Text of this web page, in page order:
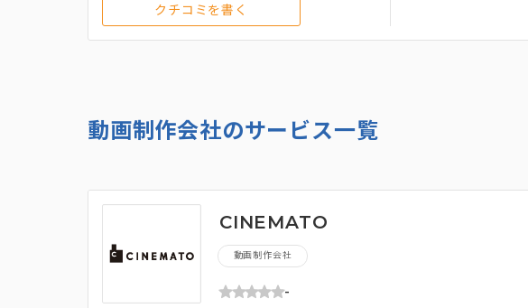
クチコミを書く
動画制作会社のサービス一覧
CINEMATO
動画制作会社
-